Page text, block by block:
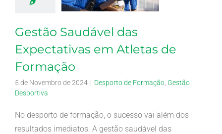
Gestão Saudável das
Expectativas em Atletas de
Formação
5 de Novembro de 2024 | Desporto de Formação Gestão
Desportiva
No desporto de formação, o sucesso vai além dos
resultados imediatos. A gestão saudável das